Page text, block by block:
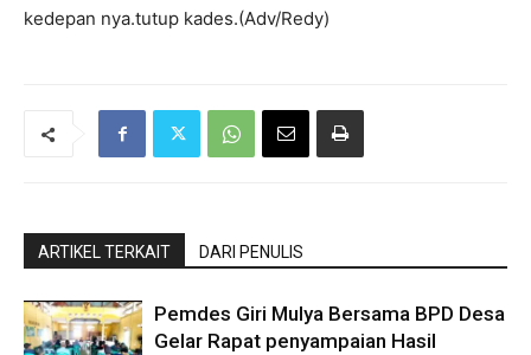
kedepan nya.tutup kades.(Adv/Redy)
ARTIKEL TERKAIT DARI PENULIS
Pemdes Giri Mulya Bersama BPD Desa
Gelar Rapat penyampaian Hasil